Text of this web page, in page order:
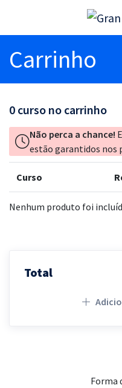
Carrinho
0 curso no carrinho
Não perca a chance!
estão garantidos nos
Curso
Nenhum produto foi
Total
Forma